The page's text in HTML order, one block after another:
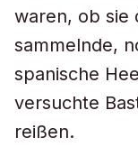
waren, ob sie
sammelnde,
spanische
versuchte
reißen.